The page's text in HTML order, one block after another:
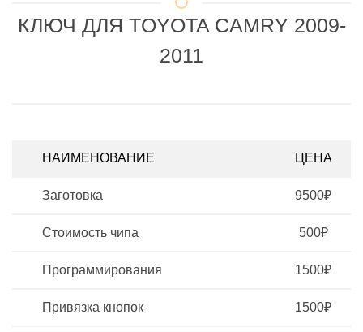
КЛЮЧ ДЛЯ TOYOTA CAMRY 2009-
2011
НАИМЕНОВАНИЕ ЦЕНА
Заготовка 9500₽
Стоимость чипа 500₽
Программирования 1500₽
Привязка кнопок 1500₽